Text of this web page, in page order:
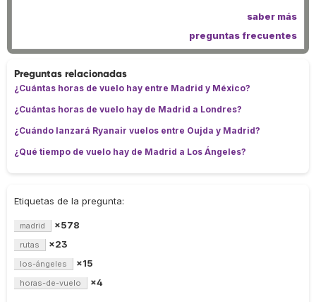
saber más
preguntas frecuentes
Preguntas relacionadas
¿Cuántas horas de vuelo hay entre Madrid y México?
¿Cuántas horas de vuelo hay de Madrid a Londres?
¿Cuándo lanzará Ryanair vuelos entre Oujda y Madrid?
¿Qué tiempo de vuelo hay de Madrid a Los Ángeles?
Etiquetas de la pregunta:
madrid ×578
rutas ×23
los-ángeles ×15
horas-de-vuelo ×4